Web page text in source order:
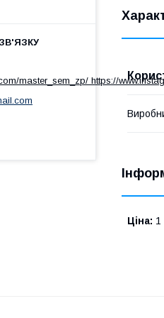
Ціна: 1
master_sem_zp/ https://